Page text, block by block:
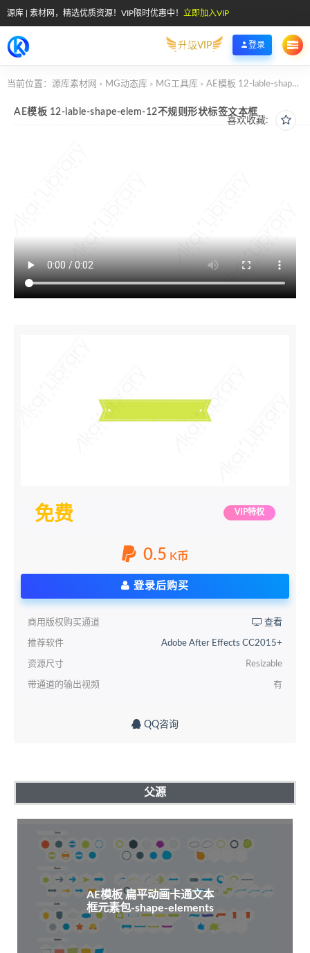
源库 | 素材网，精选优质资源！VIP限时优惠中！ 立即加入VIP
升级VIP 登录
当前位置： 源库素材网 > MG动态库 > MG工具库 > AE模板 12-lable-shape-elem-12不规则形状标签文本框
喜欢收藏:
AE模板 12-lable-shape-elem-12不规则形状标签文本框
免费 VIP特权
0.5 K币
登录后购买
商用版权购买通道 查看
推荐软件 Adobe After Effects CC2015+
资源尺寸 Resizable
带通道的输出视频 有
QQ咨询
父源
AE模板 扁平动画卡通文本
框元素包-shape-elements